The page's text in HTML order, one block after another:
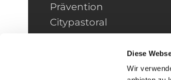
Diese
Wir
Prävention
Citypastoral
Kontakt
HINWEISGEBERSCHUTZ